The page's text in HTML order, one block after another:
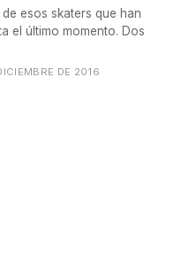
esos skaters que han
el último momento. Dos
DE 2016